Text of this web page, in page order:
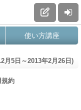
使い方講座
月5日～2013年2月26日)
規約